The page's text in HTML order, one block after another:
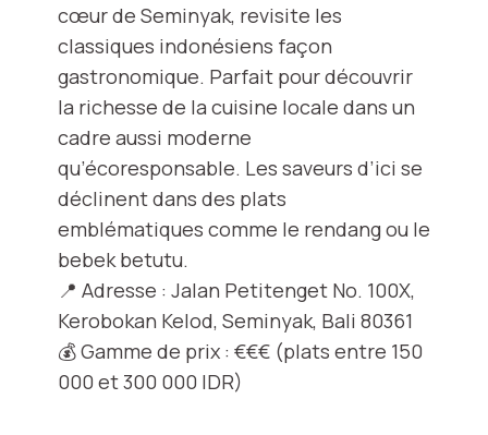
cœur de Seminyak, revisite les
classiques indonésiens façon
gastronomique. Parfait pour découvrir
la richesse de la cuisine locale dans un
cadre aussi moderne
qu’écoresponsable. Les saveurs d’ici se
déclinent dans des plats
emblématiques comme le rendang ou le
bebek betutu.
📍 Adresse : Jalan Petitenget No. 100X,
Kerobokan Kelod, Seminyak, Bali 80361
💰 Gamme de prix : €€€ (plats entre 150
000 et 300 000 IDR)